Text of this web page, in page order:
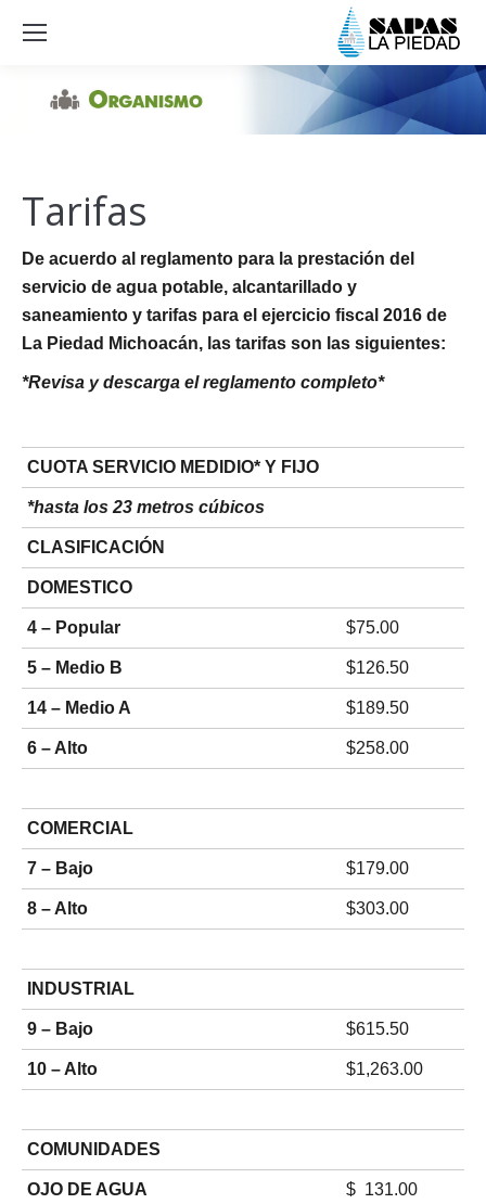
Tarifas
De acuerdo al reglamento para la prestación del
servicio de agua potable, alcantarillado y
saneamiento y tarifas para el ejercicio fiscal 2016 de
La Piedad Michoacán, las tarifas son las siguientes:
*Revisa y descarga el reglamento completo*
CUOTA SERVICIO MEDIDIO* Y FIJO
*hasta los 23 metros cúbicos
CLASIFICACIÓN
DOMESTICO
4 – Popular $75.00
5 – Medio B $126.50
14 – Medio A $189.50
6 – Alto $258.00
COMERCIAL
7 – Bajo $179.00
8 – Alto $303.00
INDUSTRIAL
9 – Bajo $615.50
10 – Alto $1,263.00
COMUNIDADES
OJO DE AGUA $ 131.00